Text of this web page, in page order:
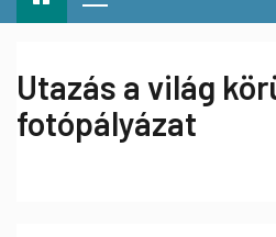
Utazás a világ
fotópályázat